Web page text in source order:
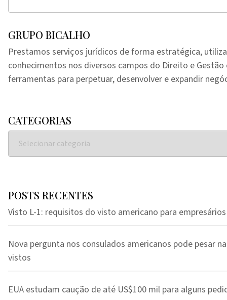
GRUPO BICALHO
Prestamos serviços jurídicos de forma estratégica,
conhecimentos nos diversos campos do Direito e
ferramentas para perpetuar, desenvolver e expandir
CATEGORIAS
POSTS RECENTES
Visto L-1: requisitos do visto americano para empresários
Nova pergunta nos consulados americanos pode pesar
vistos
EUA estudam caução de até US$100 mil para alguns